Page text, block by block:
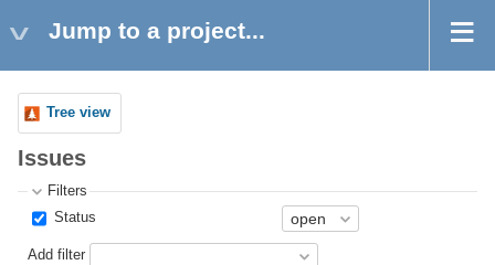
Jump to a project...
Tree view
Issues
Filters
Status
Add filter